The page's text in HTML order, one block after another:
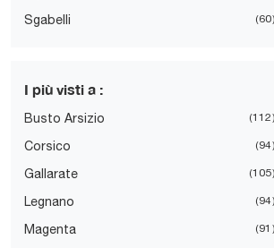
Sgabelli 60
I più visti a :
Busto Arsizio 112
Corsico 94
Gallarate 105
Legnano 94
Magenta 91